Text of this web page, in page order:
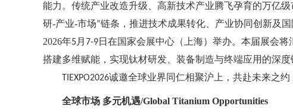
能力。传统产业改造升级、高新技术产业腾飞孕育的万亿
研-产业-市场”链条，推进技术成果转化、产业协同创新及
2026年5月 7-9日在国家会展中心（上海）举办。本届展会
搭建多维赋能，实现钛材研发、装备制造与终端应用的深
TIEXPO2026诚邀全球业界同仁相聚沪上， 共赴未来之约
全球市场 多元机遇/Global Titanium Opportunities